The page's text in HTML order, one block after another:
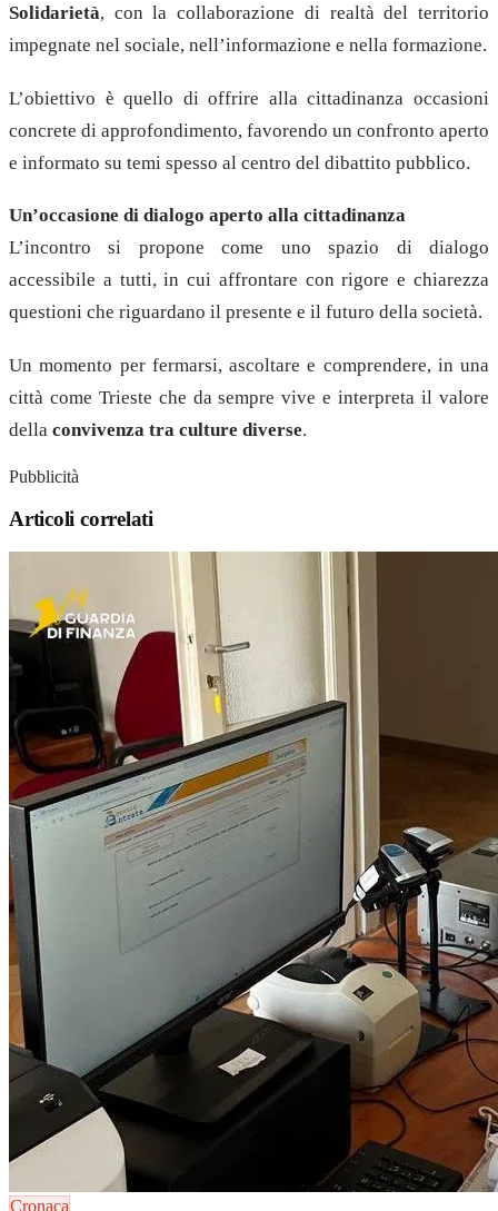
Solidarietà, con la collaborazione di realtà del territorio
impegnate nel sociale, nell’informazione e nella formazione.
L’obiettivo è quello di offrire alla cittadinanza occasioni
concrete di approfondimento, favorendo un confronto aperto
e informato su temi spesso al centro del dibattito pubblico.
Un’occasione di dialogo aperto alla cittadinanza
L’incontro si propone come uno spazio di dialogo
accessibile a tutti, in cui affrontare con rigore e chiarezza
questioni che riguardano il presente e il futuro della società.
Un momento per fermarsi, ascoltare e comprendere, in una
città come Trieste che da sempre vive e interpreta il valore
della convivenza tra culture diverse.
Pubblicità
Articoli correlati
Cronaca